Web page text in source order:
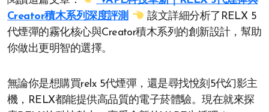
Creator積木系列深度評測
該文詳細分析了RELX 5
代煙彈的霧化核心與Creator積木系列的創新設計，幫助
你做出更明智的選擇。
無論你是想購買relx 5代煙彈，還是尋找悅刻5代幻影主
機，RELX都能提供高品質的電子菸體驗。現在就來探